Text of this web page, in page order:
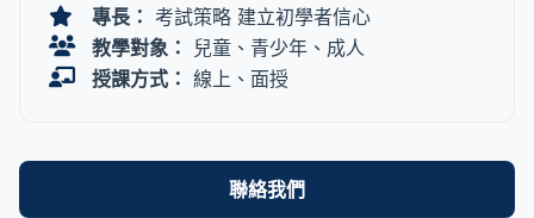
專長： 考試策略 建立初學者信心
教學對象：
兒童、青少年、成人
授課方式： 線上、面授
聯絡我們